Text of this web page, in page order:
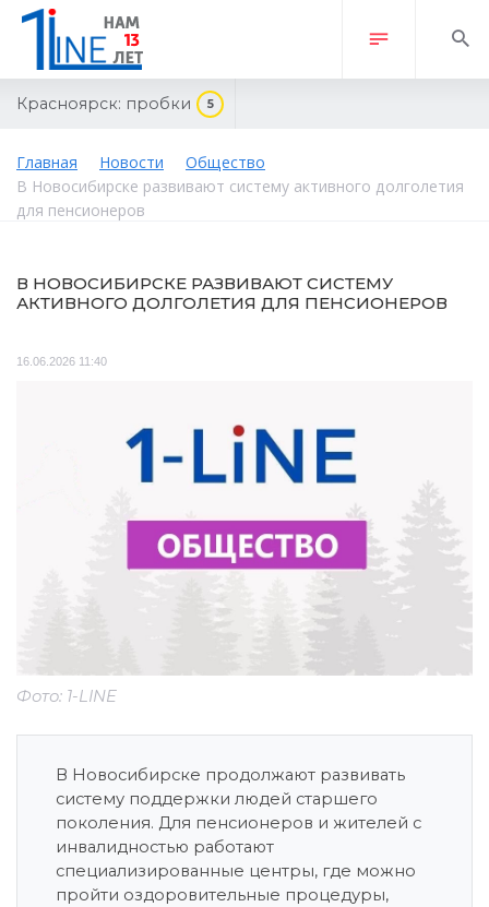
Красноярск: пробки 5
Главная Новости
Общество
В Новосибирске развивают систему активного долголетия
для пенсионеров
В НОВОСИБИРСКЕ РАЗВИВАЮТ СИСТЕМУ
АКТИВНОГО ДОЛГОЛЕТИЯ ДЛЯ ПЕНСИОНЕРОВ
16.06.2026 11:40
Фото: 1-LINE
В Новосибирске продолжают развивать
систему поддержки людей старшего
поколения. Для пенсионеров и жителей с
инвалидностью работают
специализированные центры, где можно
пройти оздоровительные процедуры,